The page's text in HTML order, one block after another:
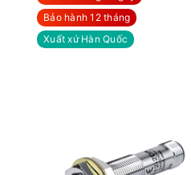
Bảo hành 12 tháng
Xuất xứ Hàn Quốc